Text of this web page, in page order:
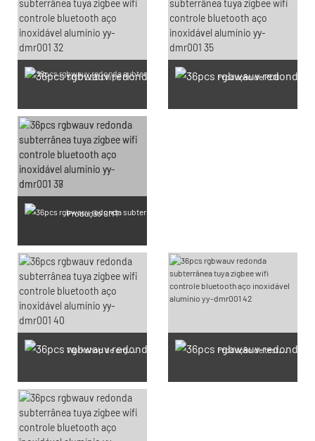
SMD LED Chips Production Produção de PCB
Produção SMT
Workshop de orgulho de luz ao ar livre Produção de teste à prova d'água IP65-IP68